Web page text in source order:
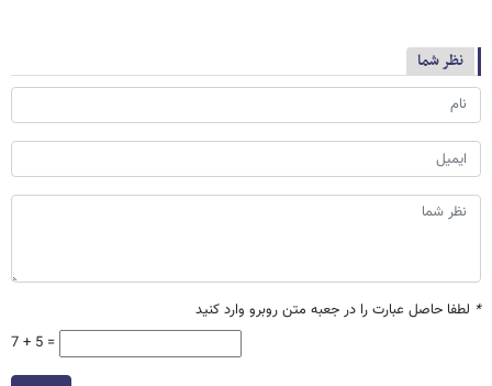
نظر شما
* لطفا حاصل عبارت را در جعبه متن روبرو وارد کنید
7 + 5 =